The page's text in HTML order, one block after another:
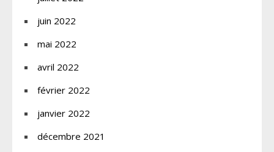
juin 2022
mai 2022
avril 2022
février 2022
janvier 2022
décembre 2021